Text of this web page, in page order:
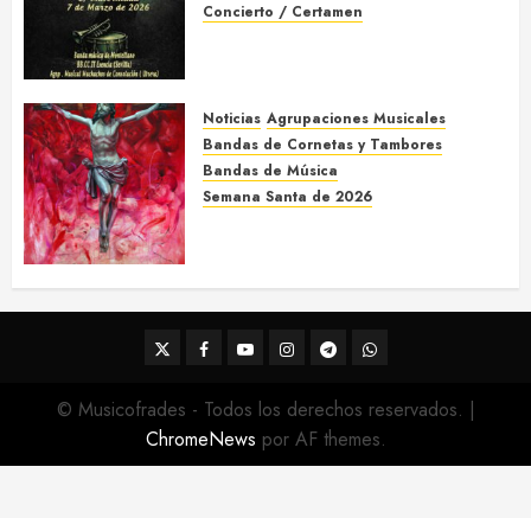
Concierto / Certamen
Noticias Agrupaciones Musicales
Bandas de Cornetas y Tambores
Bandas de Música
Semana Santa de 2026
TwitterFacebook
YoutubeInstagram
TelegramWhatsApp
© Musicofrades - Todos los derechos reservados. |
ChromeNews por AF themes.